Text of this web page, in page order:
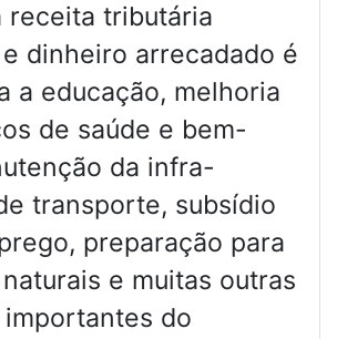
receita tributária
dinheiro arrecadado é
a educação, melhoria
de saúde e bem-
da infra-
transporte, subsídio
preparação para
e muitas outras
do